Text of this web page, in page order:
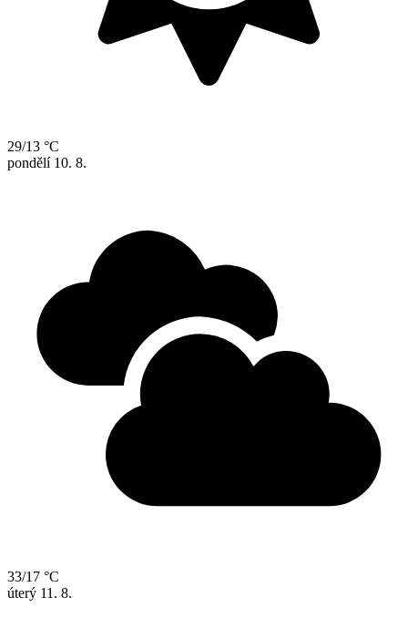
29/13 °C
pondělí 10. 8.
33/17 °C
úterý 11. 8.